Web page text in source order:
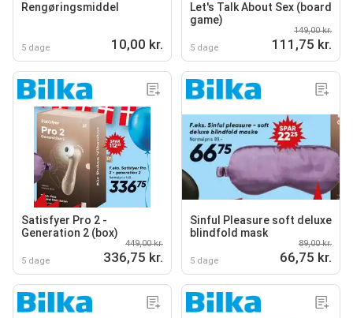
Rengøringsmiddel
5 dage 10,00 kr.
Let's Talk About Sex (board
game)
5 dage
149,00 kr.
111,75 kr.
Satisfyer Pro 2 -
Generation 2 (box)
5 dage
449,00 kr.
336,75 kr.
Sinful Pleasure soft deluxe
blindfold mask
5 dage
89,00 kr.
66,75 kr.